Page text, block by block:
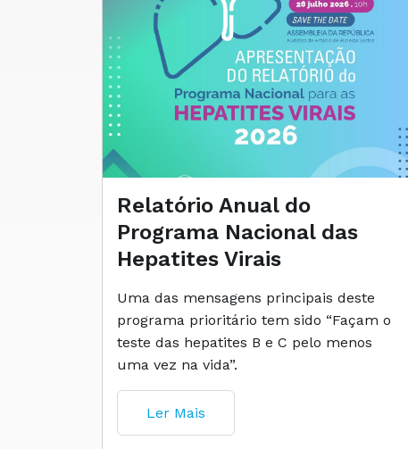
Relatório Anual do
Programa Nacional das
Hepatites Virais
Uma das mensagens principais deste
programa prioritário tem sido “Façam o
teste das hepatites B e C pelo menos
uma vez na vida”.
Ler Mais